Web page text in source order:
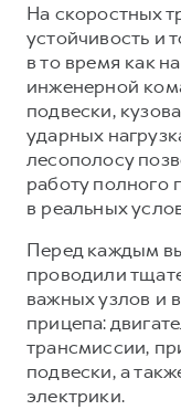
На скоростных
устойчивость и
в то время как
инженерной
подвески,
ударных
лесополосу
работу полного
в реальных
Перед каждым
проводили
важных узлов и
прицепа:
трансмиссии,
подвески, а
электрики.